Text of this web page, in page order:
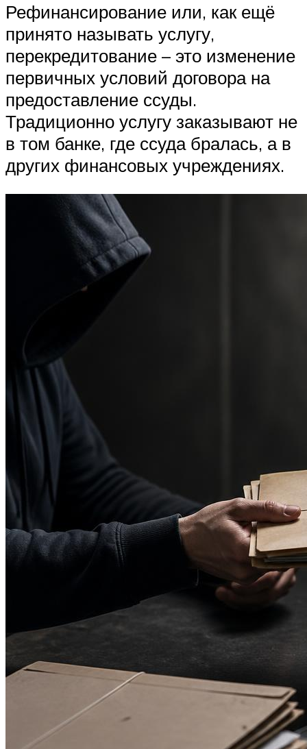
Рефинансирование или, как ещё
принято называть услугу,
перекредитование – это изменение
первичных условий договора на
предоставление ссуды.
Традиционно услугу заказывают не
в том банке, где ссуда бралась, а в
других финансовых учреждениях.